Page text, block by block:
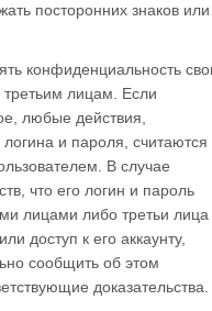
посторонних знаков или
конфиденциальность
третьим лицам. Если
любые действия,
и пароля, считаются
В случае
что его логин и пароль
лицами либо третьи лица
доступ к его аккаунту,
сообщить об этом
доказательства.